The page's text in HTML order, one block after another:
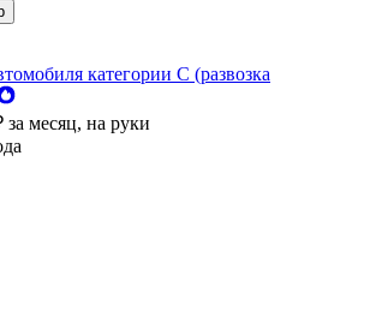
категории C (развозка
за месяц, на руки